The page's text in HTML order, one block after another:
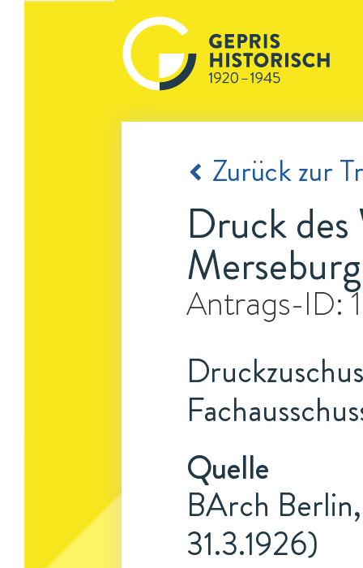
Zurück zur
Druck
Antrags-ID:
Quelle
BArch
31.3.1926)